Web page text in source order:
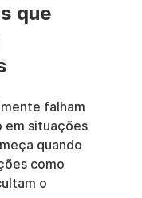
que
falham
em situações
quando
como
o